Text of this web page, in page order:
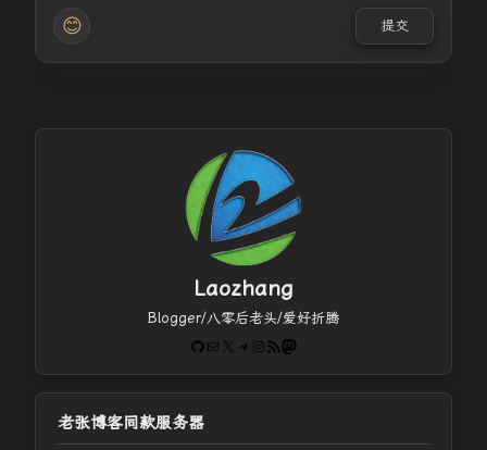
😊 提交
Laozhang
Blogger/八零后老头/爱好折腾
GitHub
电子邮件 X Telegram
Instagram
RSS FeedMastodon
老张博客同款服务器